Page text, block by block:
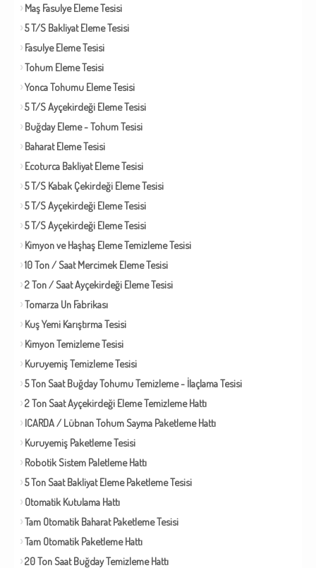
Maş Fasulye Eleme Tesisi
5 T/S Bakliyat Eleme Tesisi
Fasulye Eleme Tesisi
Tohum Eleme Tesisi
Yonca Tohumu Eleme Tesisi
5 T/S Ayçekirdeği Eleme Tesisi
Buğday Eleme - Tohum Tesisi
Baharat Eleme Tesisi
Ecoturca Bakliyat Eleme Tesisi
5 T/S Kabak Çekirdeği Eleme Tesisi
5 T/S Ayçekirdeği Eleme Tesisi
5 T/S Ayçekirdeği Eleme Tesisi
Kimyon ve Haşhaş Eleme Temizleme Tesisi
10 Ton / Saat Mercimek Eleme Tesisi
2 Ton / Saat Ayçekirdeği Eleme Tesisi
Tomarza Un Fabrikası
Kuş Yemi Karıştırma Tesisi
Kimyon Temizleme Tesisi
Kuruyemiş Temizleme Tesisi
5 Ton Saat Buğday Tohumu Temizleme - İlaçlama Tesisi
2 Ton Saat Ayçekirdeği Eleme Temizleme Hattı
ICARDA / Lübnan Tohum Sayma Paketleme Hattı
Kuruyemiş Paketleme Tesisi
Robotik Sistem Paletleme Hattı
5 Ton Saat Bakliyat Eleme Paketleme Tesisi
Otomatik Kutulama Hattı
Tam Otomatik Baharat Paketleme Tesisi
Tam Otomatik Paketleme Hattı
20 Ton Saat Buğday Temizleme Hattı